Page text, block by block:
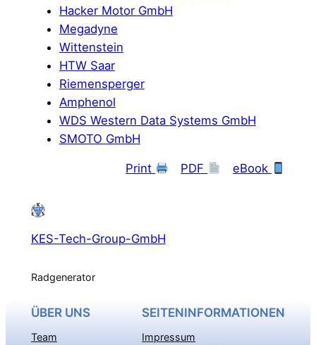
Hacker Motor GmbH
Megadyne
Wittenstein
HTW Saar
Riemensperger
Amphenol
WDS Western Data Systems GmbH
SMOTO GmbH
Print PDF eBook
KES-Tech-Group-GmbH
Radgenerator
ÜBER UNS
Team
SEITENINFORMATIONEN
Impressum